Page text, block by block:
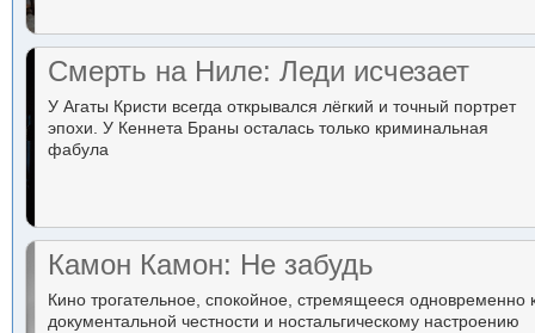
Смерть на Ниле: Леди исчезает
У Агаты Кристи всегда открывался лёгкий и точный портрет
эпохи. У Кеннета Браны осталась только криминальная
фабула
Камон Камон: Не забудь
Кино трогательное, спокойное, стремящееся одновременно
документальной честности и ностальгическому настроению